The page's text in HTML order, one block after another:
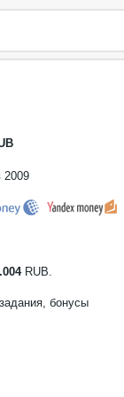
2009
RUB.
бонусы